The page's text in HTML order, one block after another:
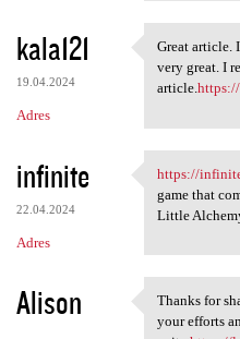
t
a
r
e
kala121
19.04.2024
Adres
Great
Great article.
very great. I
article.
infinite
22.04.2024
Adres
https://
https://
game that
Little
Alison
Thanks for
Thanks for
your efforts